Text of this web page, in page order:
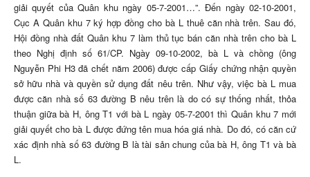
giải quyết của Quân khu ngày 05-7-2001…”. Đến ngày 02-10-2001,
Cục A Quân khu 7 ký hợp đồng cho bà L thuê căn nhà trên. Sau đó,
Hội đồng nhà đất Quân khu 7 làm thủ tục bán căn nhà trên cho bà L
theo Nghị định số 61/CP. Ngày 09-10-2002, bà L và chồng (ông
Nguyễn Phi H3 đã chết năm 2006) được cấp Giấy chứng nhận quyền
sở hữu nhà và quyền sử dụng đất nêu trên. Như vậy, việc bà L mua
được căn nhà số 63 đường B nêu trên là do có sự thống nhất, thỏa
thuận giữa bà H, ông T1 với bà L ngày 05-7-2001 thì Quân khu 7 mới
giải quyết cho bà L được đứng tên mua hóa giá nhà. Do đó, có căn cứ
xác định nhà số 63 đường B là tài sản chung của bà H, ông T1 và bà
L.